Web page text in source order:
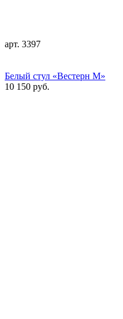
арт. 3397
Белый стул «Вестерн М»
10 150 руб.